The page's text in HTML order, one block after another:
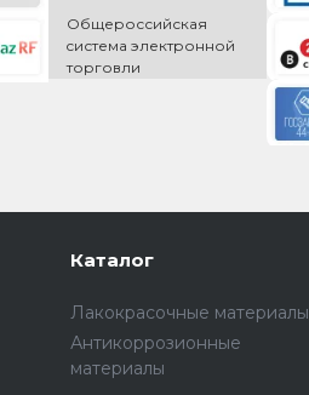
Общероссийская
cистема электронной
торговли
Каталог
Лакокрасочные материалы
Антикоррозионные
материалы